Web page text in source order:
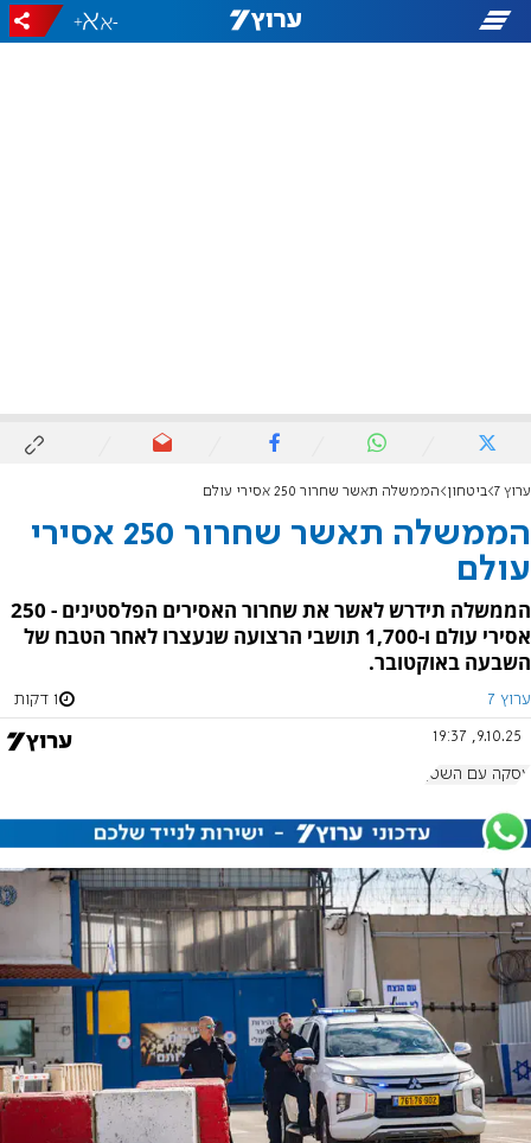
-
+
ערוץ 7 ביטחון הממשלה תאשר שחרור 250 אסירי עולם
הממשלה תאשר שחרור 250 אסירי
עולם
הממשלה תידרש לאשר את שחרור האסירים הפלסטינים - 250
אסירי עולם ו-1,700 תושבי הרצועה שנעצרו לאחר הטבח של
השבעה באוקטובר.
ערוץ 7 1 דקות
9.10.25, 19:37
עסקה עם השטן